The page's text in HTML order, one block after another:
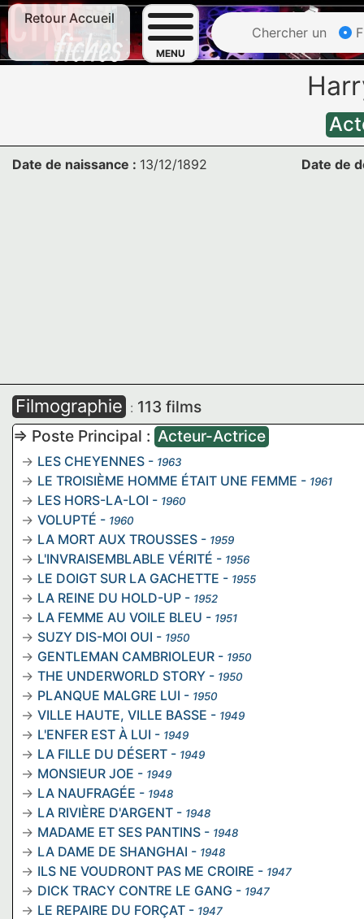
Retour Accueil
MENU
Chercher un
Date de naissance : 13/12/1892 Date de
Filmographie : 113 films
=> Poste Principal : Acteur-Actrice
LES CHEYENNES - 1963
LE TROISIÈME HOMME ÉTAIT UNE FEMME - 1961
LES HORS-LA-LOI - 1960
VOLUPTÉ - 1960
LA MORT AUX TROUSSES - 1959
L'INVRAISEMBLABLE VÉRITÉ - 1956
LE DOIGT SUR LA GACHETTE - 1955
LA REINE DU HOLD-UP - 1952
LA FEMME AU VOILE BLEU - 1951
SUZY DIS-MOI OUI - 1950
GENTLEMAN CAMBRIOLEUR - 1950
THE UNDERWORLD STORY - 1950
PLANQUE MALGRE LUI - 1950
VILLE HAUTE, VILLE BASSE - 1949
L'ENFER EST À LUI - 1949
LA FILLE DU DÉSERT - 1949
MONSIEUR JOE - 1949
LA NAUFRAGÉE - 1948
LA RIVIÈRE D'ARGENT - 1948
MADAME ET SES PANTINS - 1948
LA DAME DE SHANGHAI - 1948
ILS NE VOUDRONT PAS ME CROIRE - 1947
DICK TRACY CONTRE LE GANG - 1947
LE REPAIRE DU FORÇAT - 1947